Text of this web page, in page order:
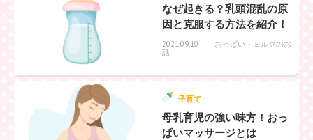
なぜ起きる？乳頭混乱の原
因と克服する方法を紹介！
2021.09.10
おっぱい・ミルクのお
話
子育て
母乳育児の強い味方！おっ
ぱいマッサージとは